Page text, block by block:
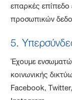
επαρκές επίπεδο
προσωπικών
5.
Έχουμε
κοινωνικής
Facebook,